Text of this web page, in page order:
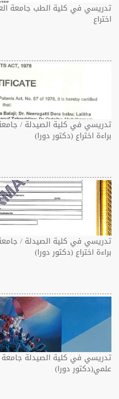
تدريسي في كلية الطب جامعة
اختراع
تدريسي في كلية الصيدلة /
براءة اختراع (دكتور دورا)
تدريسي في كلية الصيدلة /
براءة اختراع (دكتور دورا)
تدريسي في كلية الصيدلة جامعة
علمي(دكتور دورا)